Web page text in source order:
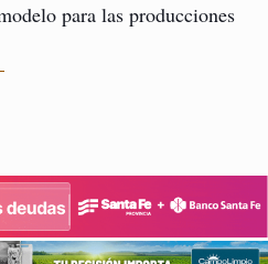
para las producciones